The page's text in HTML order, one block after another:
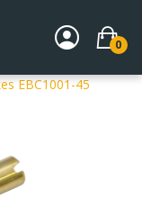
0
paliwowy
EBC1001-45